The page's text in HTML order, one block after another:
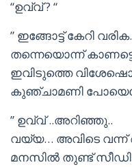
“ഉവ്വ് ? “
” ഇങ്ങോട്ട് കേറി
തന്നെയൊന്ന്
ഇവിടുത്തെ
കുഞ്ചാമണി
” ഉവ്വ് ..അറിഞ്ഞു..
വയ്യ… അവിടെ വന്ന്
മനസിൽ തുണ്ട്